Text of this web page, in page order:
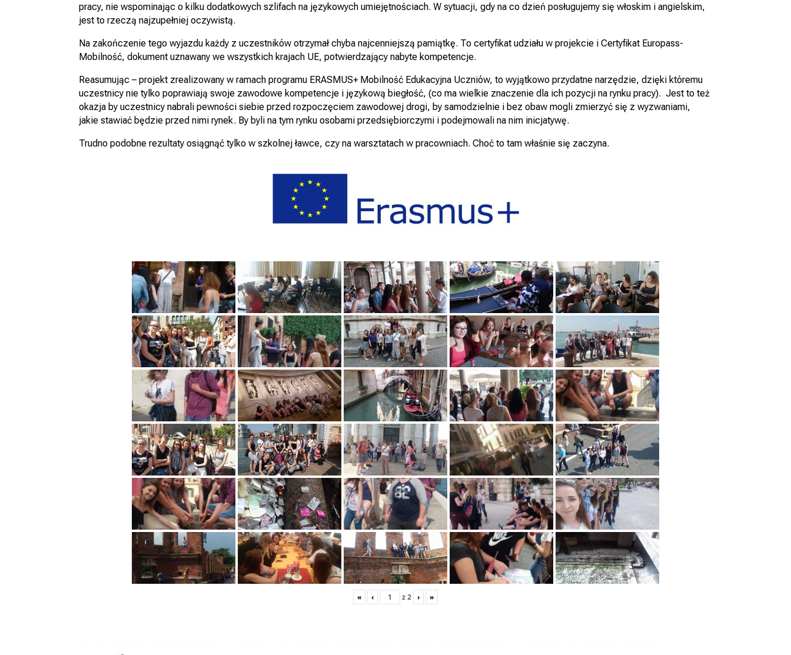
pracy, nie wspominając o kilku dodatkowych szlifach na językowych umiejętnościach. W sytuacji, gdy na co dzień posługujemy się włoskim i angielskim,
jest to rzeczą najzupełniej oczywistą.
Na zakończenie tego wyjazdu każdy z uczestników otrzymał chyba najcenniejszą pamiątkę. To certyfikat udziału w projekcie i Certyfikat Europass-
Mobilność, dokument uznawany we wszystkich krajach UE, potwierdzający nabyte kompetencje.
Reasumując – projekt zrealizowany w ramach programu ERASMUS+ Mobilność Edukacyjna Uczniów, to wyjątkowo przydatne narzędzie, dzięki któremu
uczestnicy nie tylko poprawiają swoje zawodowe kompetencje i językową biegłość, (co ma wielkie znaczenie dla ich pozycji na rynku pracy). Jest to też
okazja by uczestnicy nabrali pewności siebie przed rozpoczęciem zawodowej drogi, by samodzielnie i bez obaw mogli zmierzyć się z wyzwaniami,
jakie stawiać będzie przed nimi rynek. By byli na tym rynku osobami przedsiębiorczymi i podejmowali na nim inicjatywę.
Trudno podobne rezultaty osiągnąć tylko w szkolnej ławce, czy na warsztatach w pracowniach. Choć to tam właśnie się zaczyna.
« ‹ z2 › »